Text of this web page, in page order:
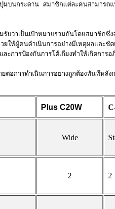
มบนกระดาน สมาชิกแต่ละคนสามารถ
บว่าเป็นเป้าหมายร่วมกันโดยสมาชิกซึ่
ให้ผู้คนดำเนินการอย่างมีเหตุผลและชัด
ะการป้องกันการโต้เถียงทำให้เกิดการอ
ต่อการดำเนินการอย่างถูกต้องทันทีหลั
Plus C20W
Wide
2 2